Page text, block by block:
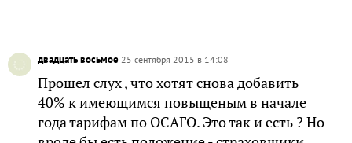
двадцать восьмое 25 сентября 2015 в 14:08
Прошел слух , что хотят снова добавить
40% к имеющимся повыщеным в начале
года тарифам по ОСАГО. Это так и есть ? Но